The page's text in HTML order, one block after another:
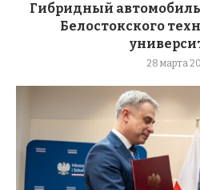
Гибридный автомобиль
Белостокского
28 марта